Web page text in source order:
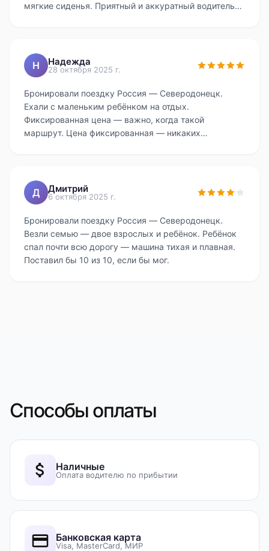
мягкие сиденья. Приятный и аккуратный водитель
рекомендую этот сервис.
Н Надежда
28 октября 2025 г.
Бронировали поездку Россия — Северодонецк.
Ехали с маленьким ребёнком на отдых.
Фиксированная цена — важно, когда такой
маршрут. Цена фиксированная — никаких
Д Дмитрий
6 октября 2025 г.
Бронировали поездку Россия — Северодонецк.
Везли семью — двое взрослых и ребёнок. Ребёнок
спал почти всю дорогу — машина тихая и плавная.
Поставил бы 10 из 10, если бы мог.
Способы оплаты
Наличные
Оплата водителю по прибытии
Банковская карта
Visa, MasterCard, МИР